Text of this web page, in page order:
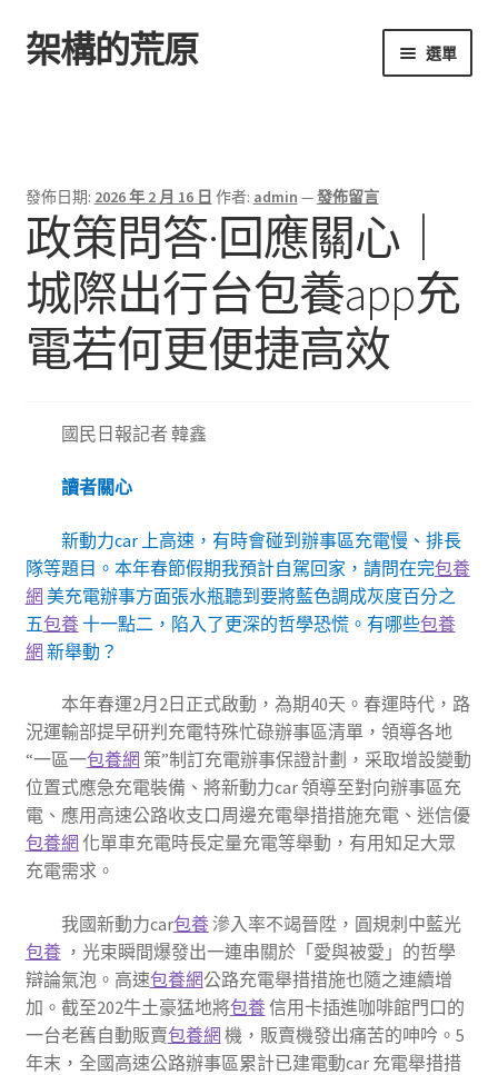
跳
至
跳
至
架構的荒原 選單
發佈日期: 2026 年 2 月 16 日 作者: admin —發佈留言
政策問答·回應關心｜
城際出行台包養app充
電若何更便捷高效
國民日報記者 韓鑫
讀者關心
新動力car 上高速，有時會碰到辦事區充電慢、排長
隊等題目。本年春節假期我預計自駕回家，請問在完包養
網 美充電辦事方面張水瓶聽到要將藍色調成灰度百分之
五包養十一點二，陷入了更深的哲學恐慌。有哪些包養
網 新舉動？
本年春運2月2日正式啟動，為期40天。春運時代，路
況運輸部提早研判充電特殊忙碌辦事區清單，領導各地
“一區一包養網 策”制訂充電辦事保證計劃，采取增設變動
位置式應急充電裝備、將新動力car 領導至對向辦事區充
電、應用高速公路收支口周邊充電舉措措施充電、迷信優
包養網 化單車充電時長定量充電等舉動，有用知足大眾
充電需求。
我國新動力car包養滲入率不竭晉陞，圓規刺中藍光
包養，光束瞬間爆發出一連串關於「愛與被愛」的哲學
辯論氣泡。高速包養網公路充電舉措措施也隨之連續增
加。截至202牛土豪猛地將包養信用卡插進咖啡館門口的
一台老舊自動販賣包養網 機，販賣機發出痛苦的呻吟。5
年末，全國高速公路辦事區累計已建電動car 充電舉措措